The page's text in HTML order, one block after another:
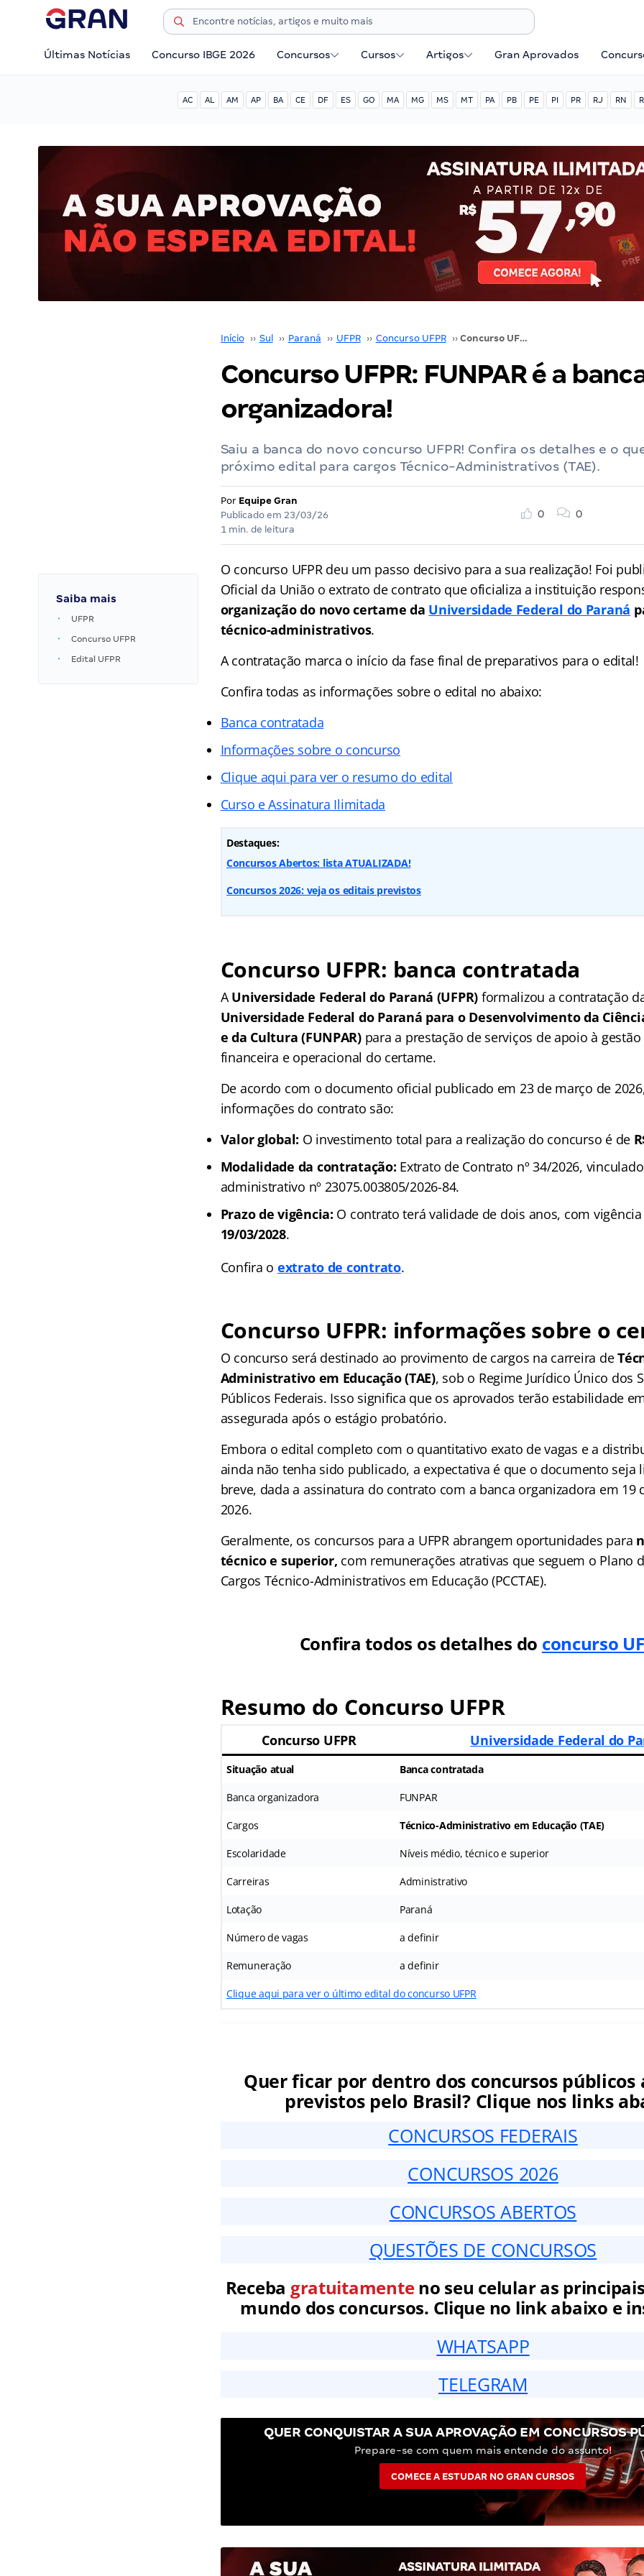
Últimas Notícias Concurso IBGE 2026 Concursos Cursos Artigos Gran Aprovados
AC AL AM AP BA CE DF ES GO MA MG MS MT PA PB PE PI PR RJ RN
Início ›› Sul ›› Paraná ›› UFPR ›› Concurso UFPR ›› Concurso UFPR: FUNPAR é a banca organizadora!
Concurso UFPR: FUNPAR é a
organizadora!
Saiu a banca do novo concurso UFPR! Confira os detalhes e o
próximo edital para cargos Técnico-Administrativos (TAE).
Por Equipe Gran
Publicado em 23/03/26
1 min. de leitura
0 0
Saiba mais
UFPR
Concurso UFPR
Edital UFPR
O concurso UFPR deu um passo decisivo para a sua realização! Foi
Oficial da União o extrato de contrato que oficializa a instituição
organização do novo certame da Universidade Federal do Paraná
técnico-administrativos.
A contratação marca o início da fase final de preparativos para o edital!
Confira todas as informações sobre o edital no abaixo:
Banca contratada
Informações sobre o concurso
Clique aqui para ver o resumo do edital
Curso e Assinatura Ilimitada
Destaques:
Concursos Abertos: lista ATUALIZADA!
Concursos 2026: veja os editais previstos
Concurso UFPR: banca contratada
AUniversidade Federal do Paraná (UFPR) formalizou a contratação
Universidade Federal do Paraná para o Desenvolvimento da
e da Cultura (FUNPAR)para a prestação de serviços de apoio à
financeira e operacional do certame.
De acordo com o documento oficial publicado em 23 de março de
informações do contrato são:
Valor global: O investimento total para a realização do concurso é de
Modalidade da contratação: Extrato de Contrato nº 34/2026,
administrativo nº 23075.003805/2026-84.
Prazo de vigência: O contrato terá validade de dois anos, com
19/03/2028.
Confira o extrato de contrato.
Concurso UFPR: informações sobre o
O concurso será destinado ao provimento de cargos na carreira de
Administrativo em Educação (TAE), sob o Regime Jurídico Único dos
Públicos Federais. Isso significa que os aprovados terão estabilidade
assegurada após o estágio probatório.
Embora o edital completo com o quantitativo exato de vagas e a
ainda não tenha sido publicado, a expectativa é que o documento seja
breve, dada a assinatura do contrato com a banca organizadora em 19
2026.
Geralmente, os concursos para a UFPR abrangem oportunidades para
técnico e superior, com remunerações atrativas que seguem o Plano
Cargos Técnico-Administrativos em Educação (PCCTAE).
Confira todos os detalhes do concurso
Resumo do Concurso UFPR
Concurso UFPR Universidade Federal do
Situação atual Banca contratada
Banca organizadora FUNPAR
Cargos Técnico-Administrativo em Educação (TAE)
Escolaridade Níveis médio, técnico e superior
Carreiras Administrativo
Lotação Paraná
Número de vagas a definir
Remuneração a definir
Clique aqui para ver o último edital do concurso UFPR
Quer ficar por dentro dos concursos públicos
previstos pelo Brasil? Clique nos links
CONCURSOS FEDERAIS
CONCURSOS 2026
CONCURSOS ABERTOS
QUESTÕES DE CONCURSOS
Receba gratuitamenteno seu celular as
mundo dos concursos. Clique no link abaixo e
WHATSAPP
TELEGRAM
QUER CONQUISTAR A SUA APROVAÇÃO EM CONCURSOS
Prepare-se com quem mais entende do assunto!
COMECE A ESTUDAR NO GRAN CURSOS